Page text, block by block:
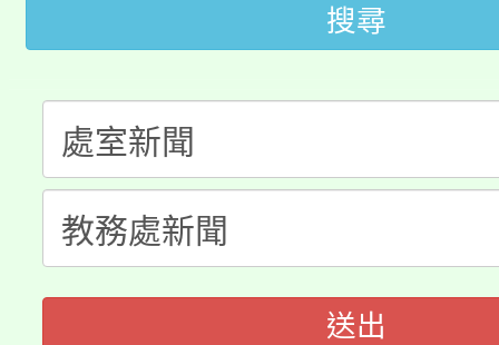
田徑場及游泳池舉行。
桃園市低收入戶享有免
半價優惠，詳情可洽有
者。
份教師增能研習
大溪自造教育及科技中
份教師研習
淨零綠生活教案入校路
會
搜尋
送出